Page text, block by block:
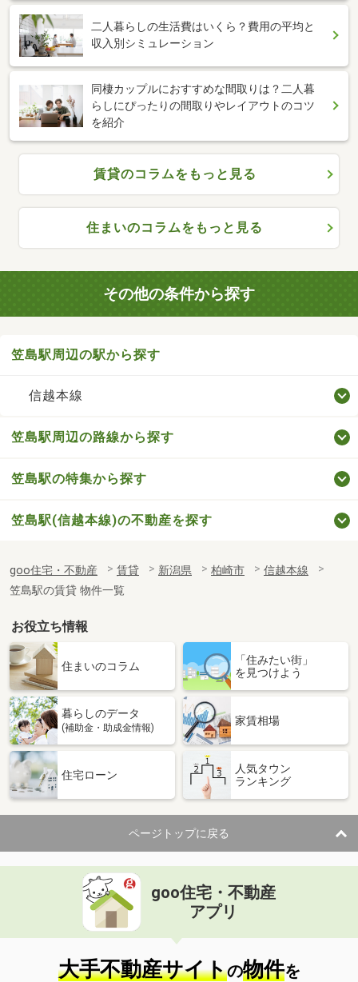
二人暮らしの生活費はいくら？費用の平均と
収入別シミュレーション
同棲カップルにおすすめな間取りは？二人暮
らしにぴったりの間取りやレイアウトのコツ
を紹介
賃貸のコラムをもっと見る
住まいのコラムをもっと見る
その他の条件から探す
笠島駅周辺の駅から探す
信越本線
笠島駅周辺の路線から探す
笠島駅の特集から探す
笠島駅(信越本線)の不動産を探す
goo住宅・不動産 賃貸 新潟県 柏崎市
信越本線
笠島駅の賃貸 物件一覧
お役立ち情報
住まいのコラム
「住みたい街」
を見つけよう
暮らしのデータ
(補助金・助成金情報)
家賃相場
住宅ローン
人気タウン
ランキング
ページトップに戻る
goo住宅・不動産
アプリ
大手不動産サイトの物件を